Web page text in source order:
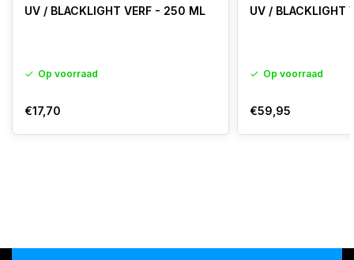
UV / BLACKLIGHT VERF - 250 ML
Op voorraad
€17,70
UV / BLACKLIGHT
Op voorraad
€59,95